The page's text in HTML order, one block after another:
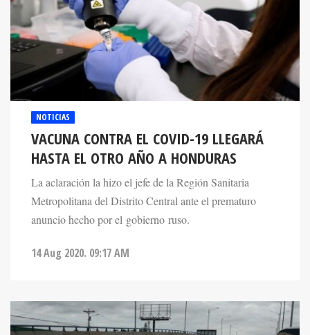
NOTICIAS
VACUNA CONTRA EL COVID-19 LLEGARÁ
HASTA EL OTRO AÑO A HONDURAS
La aclaración la hizo el jefe de la Región Sanitaria
Metropolitana del Distrito Central ante el prematuro
anuncio hecho por el gobierno ruso.
14 Aug 2020. 09:17 AM